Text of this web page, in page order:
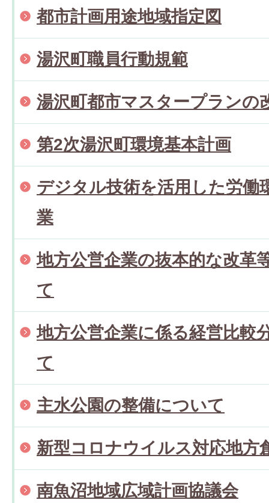
都市計画用途地域指定図
湯沢町職員行動規範
湯沢町都市マスタープランの
第2次湯沢町環境基本計画
デジタル技術を活用した労働
業
地方公営企業の抜本的な改革
て
地方公営企業に係る経営比較
て
主水公園の整備について
新型コロナウイルス対応地方
南魚沼地域広域計画協議会